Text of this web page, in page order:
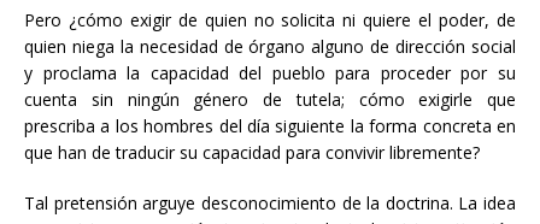
Pero ¿cómo exigir de quien no solicita ni quiere el poder, de
quien niega la necesidad de órgano alguno de dirección social
y proclama la capacidad del pueblo para proceder por su
cuenta sin ningún género de tutela; cómo exigirle que
prescriba a los hombres del día siguiente la forma concreta en
que han de traducir su capacidad para convivir libremente?
Tal pretensión arguye desconocimiento de la doctrina. La idea